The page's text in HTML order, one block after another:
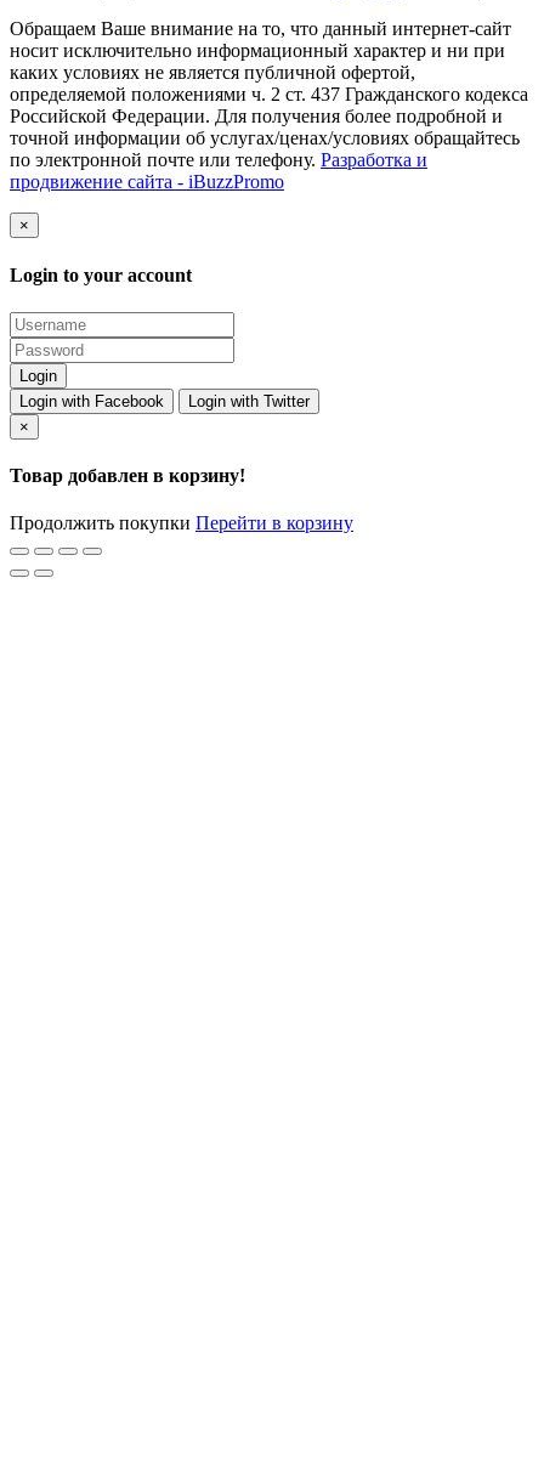
Обращаем Ваше внимание на то, что данный интернет-сайт
носит исключительно информационный характер и ни при
каких условиях не является публичной офертой,
определяемой положениями ч. 2 ст. 437 Гражданского кодекса
Российской Федерации. Для получения более подробной и
точной информации об услугах/ценах/условиях обращайтесь
по электронной почте или телефону. Разработка и
продвижение сайта - iBuzzPromo
×
Login to your account
Login with Facebook
Login with Twitter
×
Товар добавлен в корзину!
Продолжить покупки Перейти в корзину